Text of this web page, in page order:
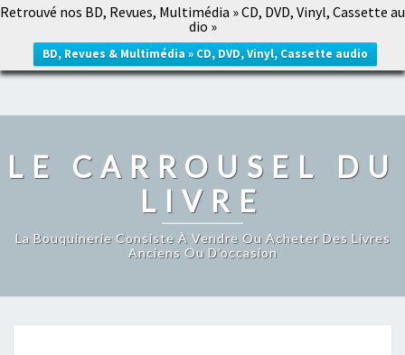
Retrouvé nos BD, Revues, Multimédia » CD, DVD, Vinyl, Cassette au
dio »
BD, Revues & Multimédia » CD, DVD, Vinyl, Cassette audio
LE CARROUSEL DU LIVRE
LE CARROUSEL DU
LIVRE
La Bouquinerie Consiste À Vendre Ou Acheter Des Livres
Anciens Ou D’occasion